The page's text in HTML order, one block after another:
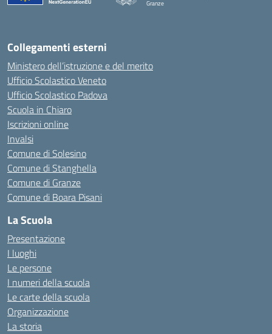
Granze
Collegamenti esterni
Ministero dell’istruzione e del merito
Ufficio Scolastico Veneto
Ufficio Scolastico Padova
Scuola in Chiaro
Iscrizioni online
Invalsi
Comune di Solesino
Comune di Stanghella
Comune di Granze
Comune di Boara Pisani
La Scuola
Presentazione
I luoghi
Le persone
I numeri della scuola
Le carte della scuola
Organizzazione
La storia